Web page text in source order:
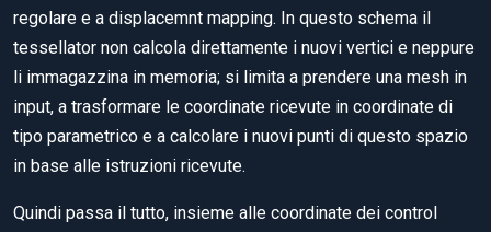
regolare e a displacemnt mapping. In questo schema il
tessellator non calcola direttamente i nuovi vertici e neppure
li immagazzina in memoria; si limita a prendere una mesh in
input, a trasformare le coordinate ricevute in coordinate di
tipo parametrico e a calcolare i nuovi punti di questo spazio
in base alle istruzioni ricevute.
Quindi passa il tutto, insieme alle coordinate dei control